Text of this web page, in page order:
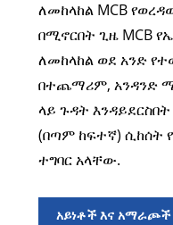
ለመከላከል MCB
በሚኖርበት ጊዜ MCB
ለመከላከል ወደ አንድ
በተጨማሪም, አንዳንድ
ላይ ጉዳት
(በጣም ከፍተኛ) ሲከሰት
ተግባር አላቸው.
አይነቶች እና አማራጮች